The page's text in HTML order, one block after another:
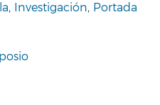
, Investigación, Portada